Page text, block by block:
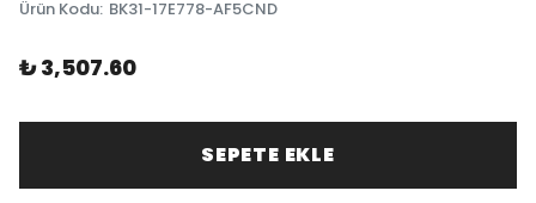
Ürün Kodu: BK31-17E778-AF5CND
₺ 3,507.60
SEPETE EKLE